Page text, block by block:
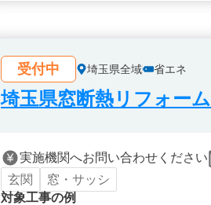
受付中 埼玉県全域 省エネ
埼玉県窓断熱リフォー
実施機関へお問い合わせください
玄関
窓・サッシ
対象工事の例